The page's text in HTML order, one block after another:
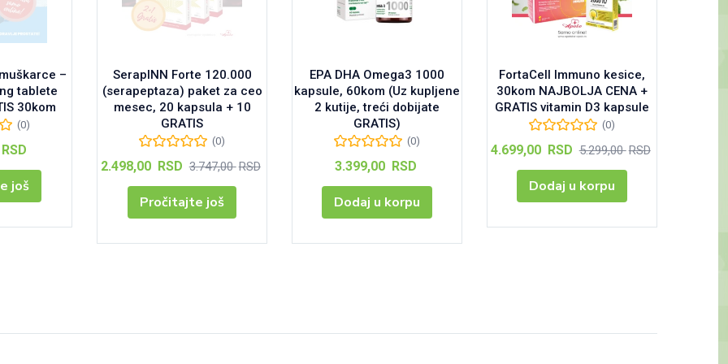
–
tablete
30kom
(0)
RSD
još
SerapINN Forte 120.000
(serapeptaza) paket za ceo
mesec, 20 kapsula + 10
GRATIS
(0)
2.498,00 RSD Тренутна
је:
2.498,00 RSD.
3.747,00RSD
Оригинална
Pročitajte još
EPA DHA Omega3 1000
kapsule, 60kom (Uz kupljene
2 kutije, treći dobijate
GRATIS)
(0)
3.399,00 RSD
Dodaj u korpu
FortaCell Immuno kesice,
30kom NAJBOLJA CENA +
GRATIS vitamin D3 kapsule
(0)
4.699,00 RSD Тренутна
је:
4.699,00 RSD.
5.299,00RSD
Dodaj u korpu